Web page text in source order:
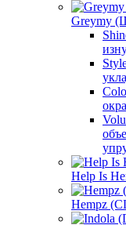
Greymy
Help Is
Hempz